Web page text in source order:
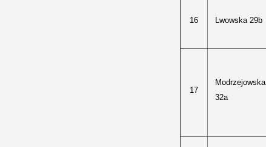
16 Lwowska 29b
17
Modrzejowska
32a